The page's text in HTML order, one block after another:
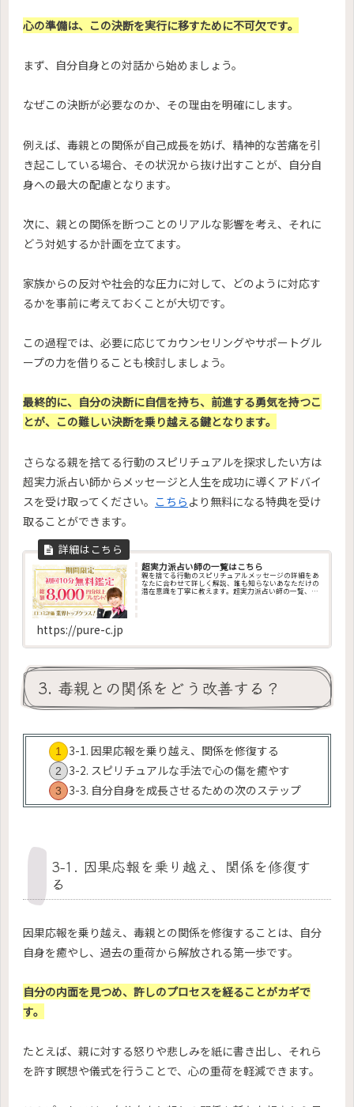
心の準備は、この決断を実行に移すために不可欠です。
まず、自分自身との対話から始めましょう。
なぜこの決断が必要なのか、その理由を明確にします。
例えば、毒親との関係が自己成長を妨げ、精神的な苦痛を引
き起こしている場合、その状況から抜け出すことが、自分自
身への最大の配慮となります。
次に、親との関係を断つことのリアルな影響を考え、それに
どう対処するか計画を立てます。
家族からの反対や社会的な圧力に対して、どのように対応す
るかを事前に考えておくことが大切です。
この過程では、必要に応じてカウンセリングやサポートグル
ープの力を借りることも検討しましょう。
最終的に、自分の決断に自信を持ち、前進する勇気を持つこ
とが、この難しい決断を乗り越える鍵となります。
さらなる親を捨てる行動のスピリチュアルを探求したい方は
超実力派占い師からメッセージと人生を成功に導くアドバイ
スを受け取ってください。 こちら より無料になる特典を受け
取ることができます。
超実力派占い師の一覧はこちら
親を捨てる行動のスピリチュアルメッセージの詳細をあ
なたに合わせて詳しく解説、誰も知らないあなただけの
潜在意識を丁寧に教えます。超実力派占い師の一覧、そ
https://pure-c.jp
3. 毒親との関係をどう改善する？
3-1. 因果応報を乗り越え、関係を修復する
3-2. スピリチュアルな手法で心の傷を癒やす
3-3. 自分自身を成長させるための次のステップ
3-1. 因果応報を乗り越え、関係を修復す
る
因果応報を乗り越え、毒親との関係を修復することは、自分
自身を癒やし、過去の重荷から解放される第一歩です。
自分の内面を見つめ、許しのプロセスを経ることがカギで
す。
たとえば、親に対する怒りや悲しみを紙に書き出し、それら
を許す瞑想や儀式を行うことで、心の重荷を軽減できます。